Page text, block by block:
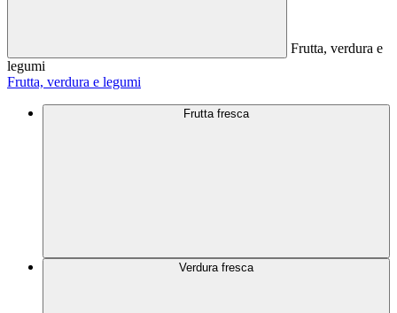
Frutta, verdura e
legumi
Frutta, verdura e legumi
Frutta fresca
Verdura fresca